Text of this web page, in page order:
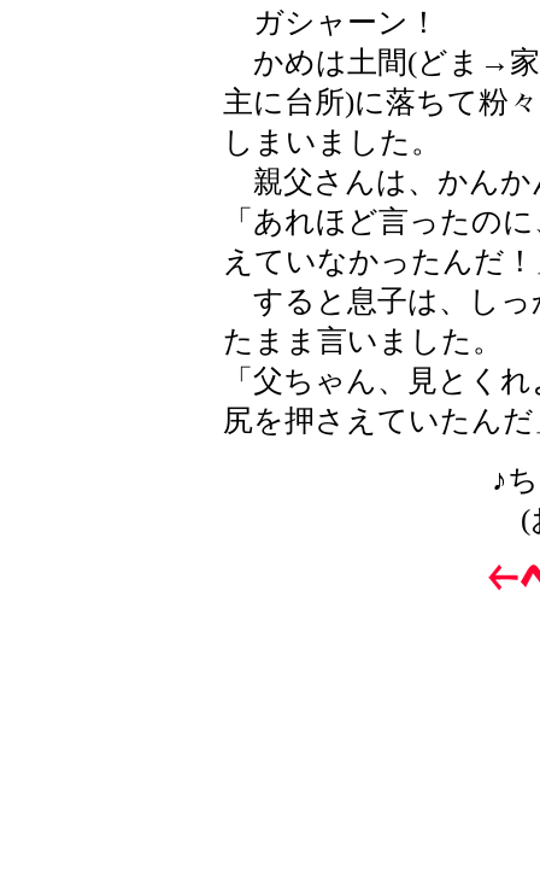
ガシャーン！
かめは土間(どま→家
主に台所)に落ちて粉
しまいました。
親父さんは、かんか
「あれほど言ったの
えていなかったんだ
すると息子は、しっ
たまま言いました。
「父ちゃん、見とく
尻を押さえていたんだ
♪
(